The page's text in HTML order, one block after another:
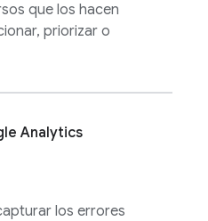
que los hacen
priorizar o
Analytics
los errores